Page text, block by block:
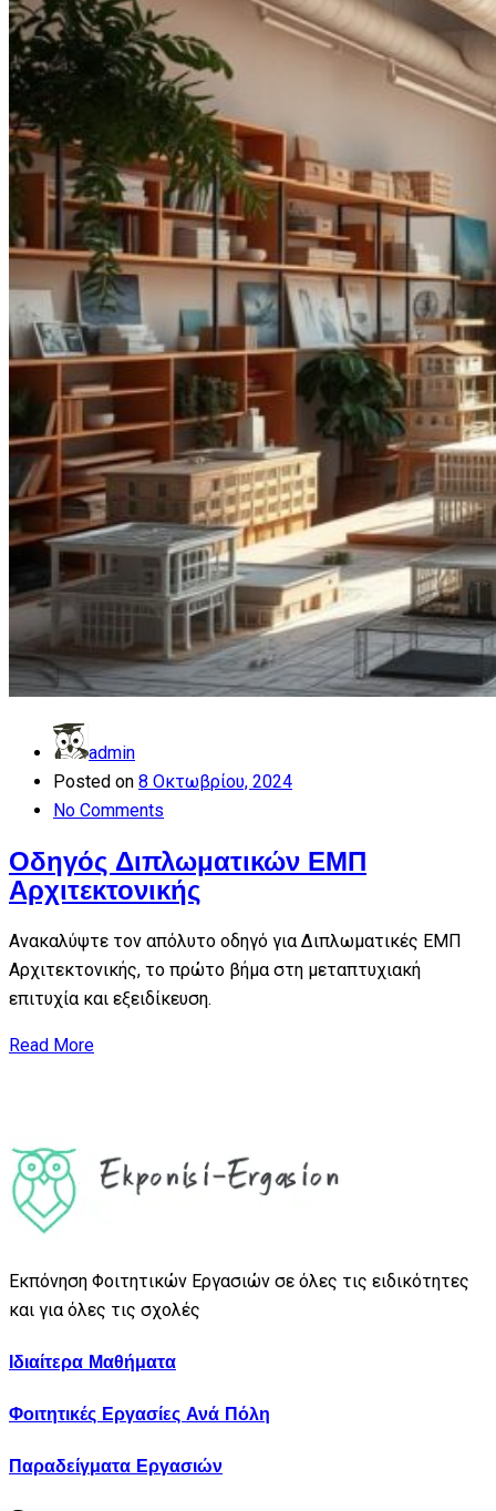
admin
Posted on 8 Οκτωβρίου, 2024
No Comments
Οδηγός Διπλωματικών ΕΜΠ
Αρχιτεκτονικής
Ανακαλύψτε τον απόλυτο οδηγό για Διπλωματικές ΕΜΠ
Αρχιτεκτονικής, το πρώτο βήμα στη μεταπτυχιακή
επιτυχία και εξειδίκευση.
Read More
Εκπόνηση Φοιτητικών Εργασιών σε όλες τις ειδικότητες
και για όλες τις σχολές
Ιδιαίτερα Μαθήματα
Φοιτητικές Εργασίες Ανά Πόλη
Παραδείγματα Εργασιών